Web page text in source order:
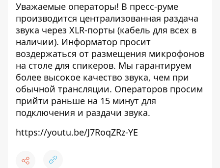
Уважаемые операторы! В пресс-руме
производится централизованная раздача
звука через XLR-порты (кабель для всех в
наличии). Информатор просит
воздержаться от размещения микрофонов
на столе для спикеров. Мы гарантируем
более высокое качество звука, чем при
обычной трансляции. Операторов просим
прийти раньше на 15 минут для
подключения и раздачи звука.
https://youtu.be/J7RoqZRz-YE